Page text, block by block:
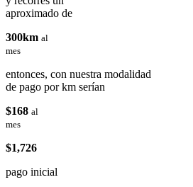
aproximado de
300km al
mes
entonces, con nuestra modalidad
de pago por km serían
$168 al
mes
$1,726
pago inicial